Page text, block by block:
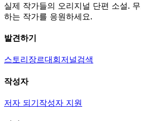
실제 작가들의 오리지널 단편 소설.
하는 작가를 응원하세요.
발견하기
스토리 장르대회 저널검색
작성자
저자 되기작성자 지원